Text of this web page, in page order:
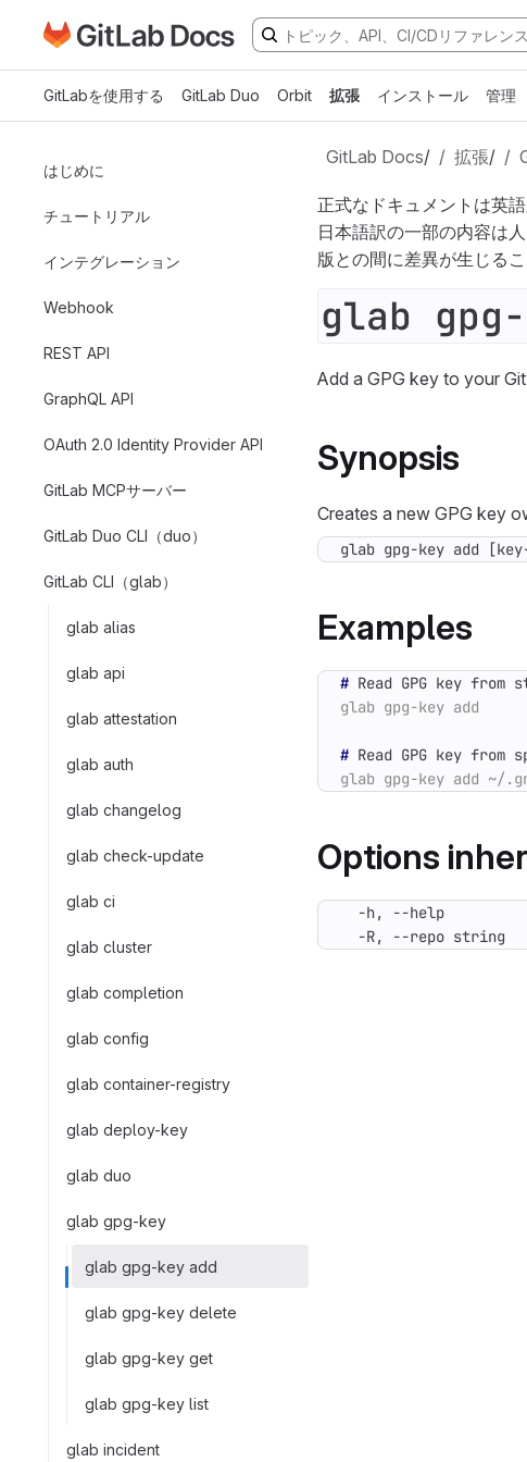
メインコンテンツにスキップ
GitLabドキュメントのホームページに移動
GitLabを使用する GitLab Duo Orbit 拡張 インストール 管理
はじめに
チュートリアル
インテグレーション
Webhook
REST API
GraphQL API
OAuth 2.0 Identity Provider API
GitLab MCPサーバー
GitLab Duo CLI（duo）
GitLab CLI（glab）
glab alias
glab api
glab attestation
glab auth
glab changelog
glab check-update
glab ci
glab cluster
glab completion
glab config
glab container-registry
glab deploy-key
glab duo
glab gpg-key
glab gpg-key add
glab gpg-key delete
glab gpg-key get
glab gpg-key list
glab incident
GitLab Docs/ 拡張/
正式なドキュメントは英
日本語訳の一部の内容は
版との間に差異が生じる
glab
Add a GPG key to your
Synopsis
Creates a new GPG key
glab gpg-key add
Examples
#
#
Options
-R, --repo string